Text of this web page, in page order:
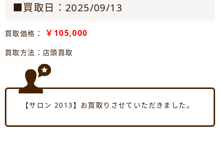
■買取日：2025/09/13
買取価格： ￥105,000
買取方法：店頭買取
【サロン 2013】お買取りさせていただきました。